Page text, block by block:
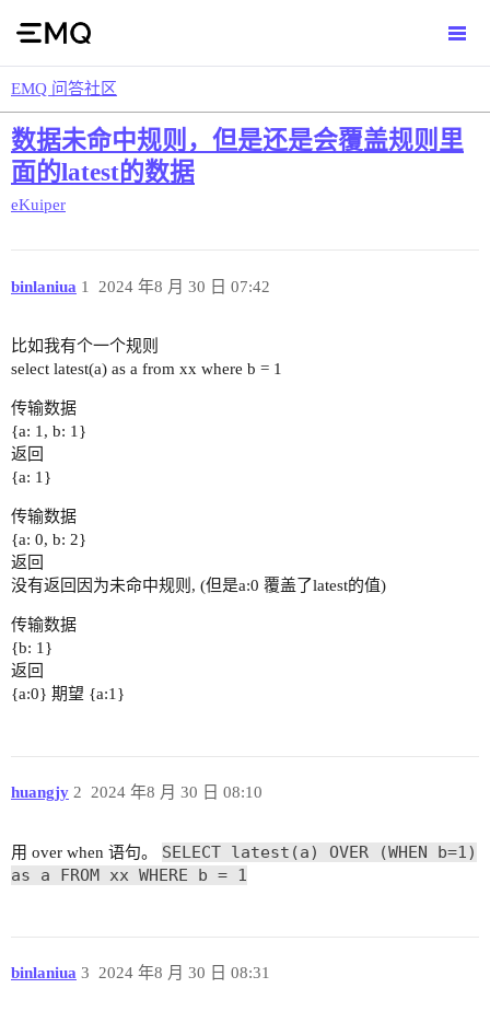
EMQ 问答社区
数据未命中规则，但是还是会覆盖规则里
面的latest的数据
eKuiper
binlaniua 2024 年8 月 30 日 07:42
1
比如我有个一个规则
select latest(a) as a from xx where b = 1
传输数据
{a: 1, b: 1}
返回
{a: 1}
传输数据
{a: 0, b: 2}
返回
没有返回因为未命中规则, (但是a:0 覆盖了latest的值)
传输数据
{b: 1}
返回
{a:0} 期望 {a:1}
huangjy 2024 年8 月 30 日 08:10
2
用 over when 语句。 SELECT latest(a) OVER (WHEN b=1)
as a FROM xx WHERE b = 1
binlaniua 2024 年8 月 30 日 08:31
3